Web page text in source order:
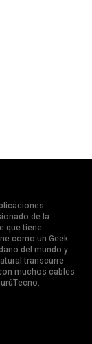
de la
que tiene
como un Geek
del mundo y
transcurre
muchos cables